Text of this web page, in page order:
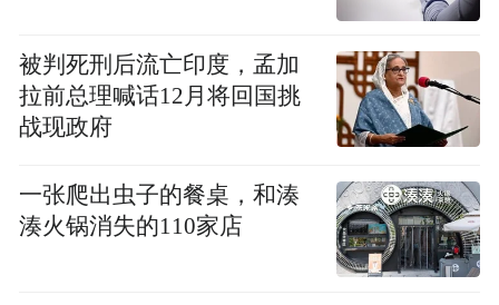
何的情况下，寻访队不得不把杨家男孩上报
认定。数日后，才旦夏茸才被正式确认为上
辈才旦夏茸活佛的转世灵童。
年及六岁，按藏传佛教格鲁派教义程序，母
寺才旦噶丹夏智林寺将小灵童迎入寺内并举
行了隆重的坐床典礼。据说，年幼的活佛行
被判死刑后流亡印度，孟加
拉前总理喊话12月将回国挑
战现政府
一张爬出虫子的餐桌，和湊
湊火锅消失的110家店